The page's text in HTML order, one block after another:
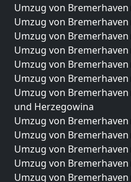
Umzug von Bremerhaven
Umzug von Bremerhaven
Umzug von
Umzug von
Umzug von
Umzug von
Umzug von
und Herzegowina
Umzug von
Umzug von
Umzug von
Umzug von
Umzug von Bremerhaven